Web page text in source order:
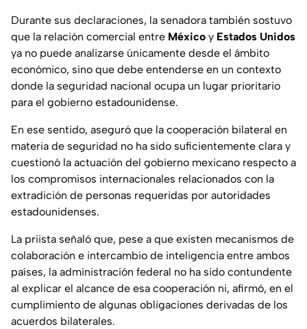
Durante sus declaraciones, la senadora también sostuvo
que la relación comercial entre México y Estados Unidos
ya no puede analizarse únicamente desde el ámbito
económico, sino que debe entenderse en un contexto
donde la seguridad nacional ocupa un lugar prioritario
para el gobierno estadounidense.
En ese sentido, aseguró que la cooperación bilateral en
materia de seguridad no ha sido suficientemente clara y
cuestionó la actuación del gobierno mexicano respecto a
los compromisos internacionales relacionados con la
extradición de personas requeridas por autoridades
estadounidenses.
La priista señaló que, pese a que existen mecanismos de
colaboración e intercambio de inteligencia entre ambos
países, la administración federal no ha sido contundente
al explicar el alcance de esa cooperación ni, afirmó, en el
cumplimiento de algunas obligaciones derivadas de los
acuerdos bilaterales.